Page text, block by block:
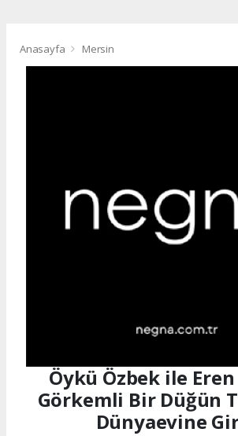
Anasayfa Mersin
Öykü Özbek ile
Görkemli Bir Düğün
Dünyaevine